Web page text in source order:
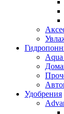
Удобрения